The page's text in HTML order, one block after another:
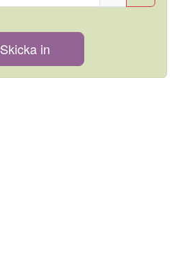
Skicka in